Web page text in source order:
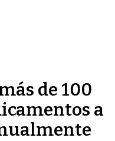
de 100
a